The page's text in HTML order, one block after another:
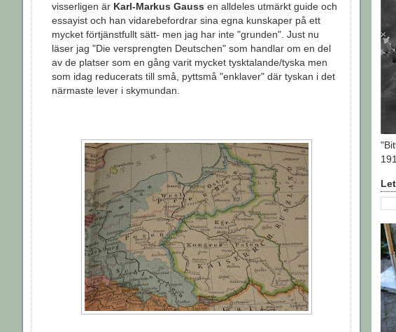
visserligen är Karl-Markus Gauss en alldeles utmärkt guide och
essayist och han vidarebefordrar sina egna kunskaper på ett
mycket förtjänstfullt sätt- men jag har inte "grunden". Just nu
läser jag "Die versprengten Deutschen" som handlar om en del
av de platser som en gång varit mycket tysktalande/tyska men
som idag reducerats till små, pyttsmå "enklaver" där tyskan i det
närmaste lever i skymundan.